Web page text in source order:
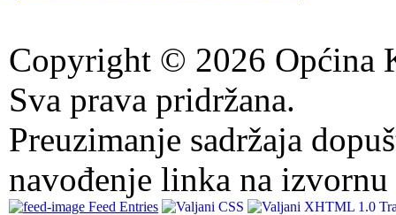
Copyright © 2026 Općina
Sva prava pridržana.
Preuzimanje sadržaja
navođenje linka na izvornu
Feed Entries